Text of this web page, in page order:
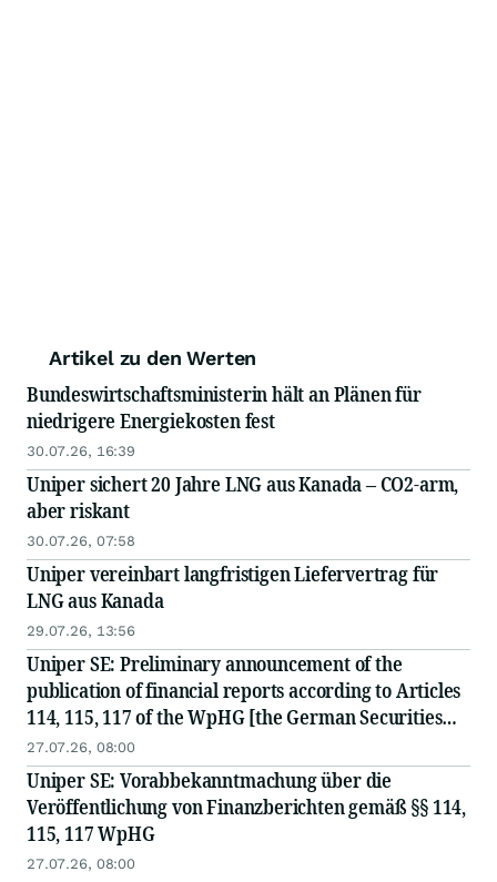
Artikel zu den Werten
Bundeswirtschaftsministerin hält an Plänen für
niedrigere Energiekosten fest
30.07.26, 16:39
Uniper sichert 20 Jahre LNG aus Kanada – CO2‑arm,
aber riskant
30.07.26, 07:58
Uniper vereinbart langfristigen Liefervertrag für
LNG aus Kanada
29.07.26, 13:56
Uniper SE: Preliminary announcement of the
publication of financial reports according to Articles
114, 115, 117 of the WpHG [the German Securities
Act]
27.07.26, 08:00
Uniper SE: Vorabbekanntmachung über die
Veröffentlichung von Finanzberichten gemäß §§ 114,
115, 117 WpHG
27.07.26, 08:00